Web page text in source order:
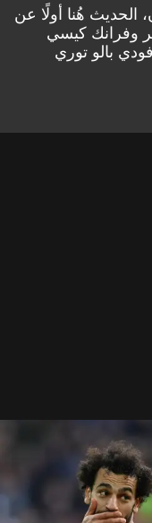
الحديث هُنا أولًا عن
وفرانك كيسي
بالو توري